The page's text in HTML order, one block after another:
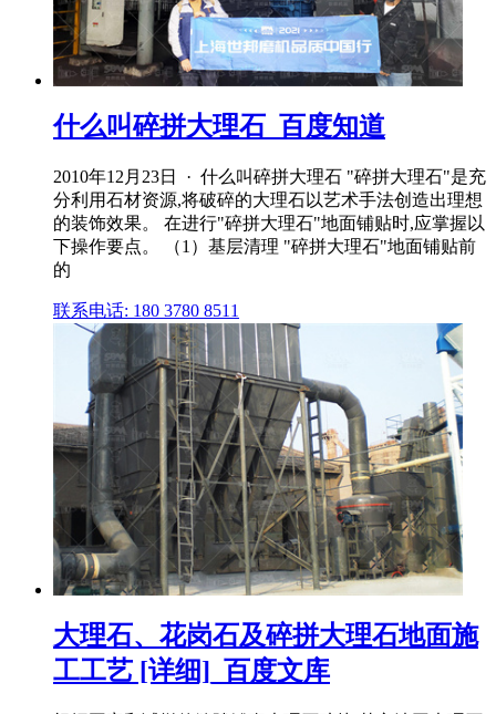
什么叫碎拼大理石_百度知道
2010年12月23日 · 什么叫碎拼大理石 "碎拼大理石"是充
分利用石材资源,将破碎的大理石以艺术手法创造出理想
的装饰效果。 在进行"碎拼大理石"地面铺贴时,应掌握以
下操作要点。 （1）基层清理 "碎拼大理石"地面铺贴前
的
联系电话: 180 3780 8511
大理石、花岗石及碎拼大理石地面施
工工艺 [详细]_百度文库